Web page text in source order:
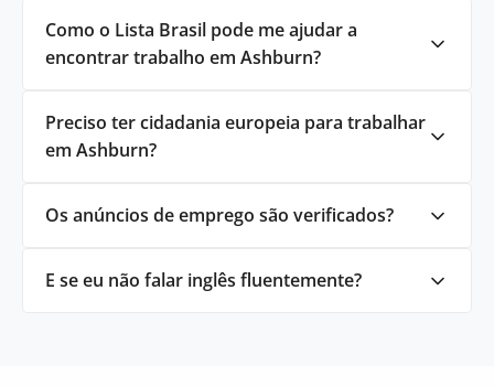
Como o Lista Brasil pode me ajudar a
encontrar trabalho em Ashburn?
Preciso ter cidadania europeia para trabalhar
em Ashburn?
Os anúncios de emprego são verificados?
E se eu não falar inglês fluentemente?